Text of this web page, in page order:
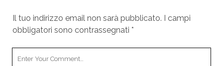
Il tuo indirizzo email non sarà pubblicato. I campi
obbligatori sono contrassegnati *